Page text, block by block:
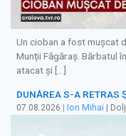
Un cioban a fost mușcat
Munții Făgăraș. Bărbatul
atacat și […]
DUNĂREA S-A RETRAS
07.08.2026 Ion Mihai | Dolj